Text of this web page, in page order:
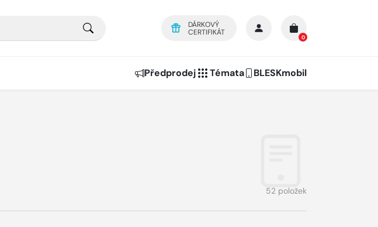
DÁRKOVÝ
CERTIFIKÁT
0
Předprodej Témata BLESKmobil
52 položek